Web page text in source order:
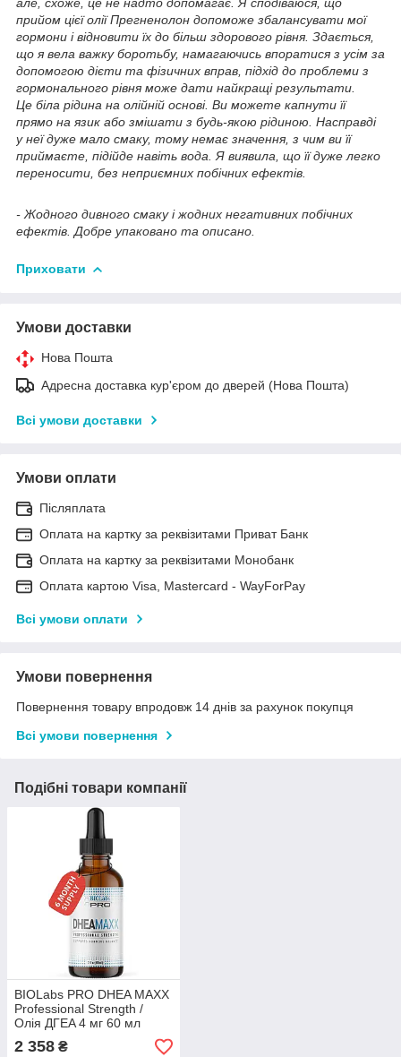
прийом цієї олії Прегненолон допоможе збалансувати мої
гормони і відновити їх до більш здорового рівня. Здається,
що я вела важку боротьбу, намагаючись впоратися з усім за
допомогою дієти та фізичних вправ, підхід до проблеми з
гормонального рівня може дати найкращі результати.
Це біла рідина на олійній основі. Ви можете капнути її
прямо на язик або змішати з будь-якою рідиною. Насправді
у неї дуже мало смаку, тому немає значення, з чим ви її
приймаєте, підійде навіть вода. Я виявила, що її дуже легко
переносити, без неприємних побічних ефектів.
- Жодного дивного смаку і жодних негативних побічних
ефектів. Добре упаковано та описано.
Приховати
Умови доставки
Нова Пошта
Адресна доставка кур'єром до дверей (Нова Пошта)
Всі умови доставки
Умови оплати
Післяплата
Оплата на картку за реквізитами Приват Банк
Оплата на картку за реквізитами Монобанк
Оплата картою Visa, Mastercard - WayForPay
Всі умови оплати
Умови повернення
Повернення товару впродовж 14 днів за рахунок покупця
Всі умови повернення
Подібні товари компанії
BIOLabs PRO DHEA MAXX
Professional Strength /
Олія ДГEA 4 мг 60 мл
2 358 ₴